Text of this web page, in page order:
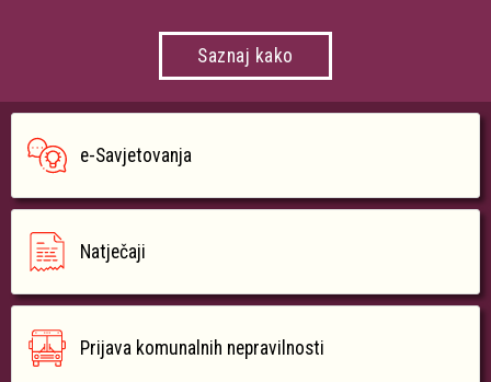
Saznaj kako
e-Savjetovanja
Natječaji
Prijava komunalnih nepravilnosti